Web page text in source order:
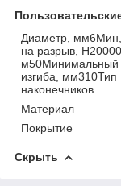
Диаметр,
на разрыв,
м50Минимальный
изгиба, мм310Тип
наконечников
Материал
Покрытие
Скрыть